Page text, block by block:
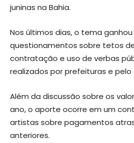
juninas na Bahia.
Nos últimos dias, o tema
questionamentos sobre tetos
contratação e uso de verbas
realizados por prefeituras e
Além da discussão sobre os
ano, o aporte ocorre em um
artistas sobre pagamentos
anteriores.